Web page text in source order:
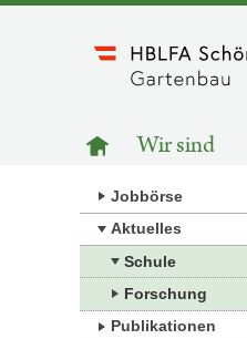
Zur
Startseite
Wir sind
Jobbörse
Aktuelles
Schule
Forschung
Publikationen